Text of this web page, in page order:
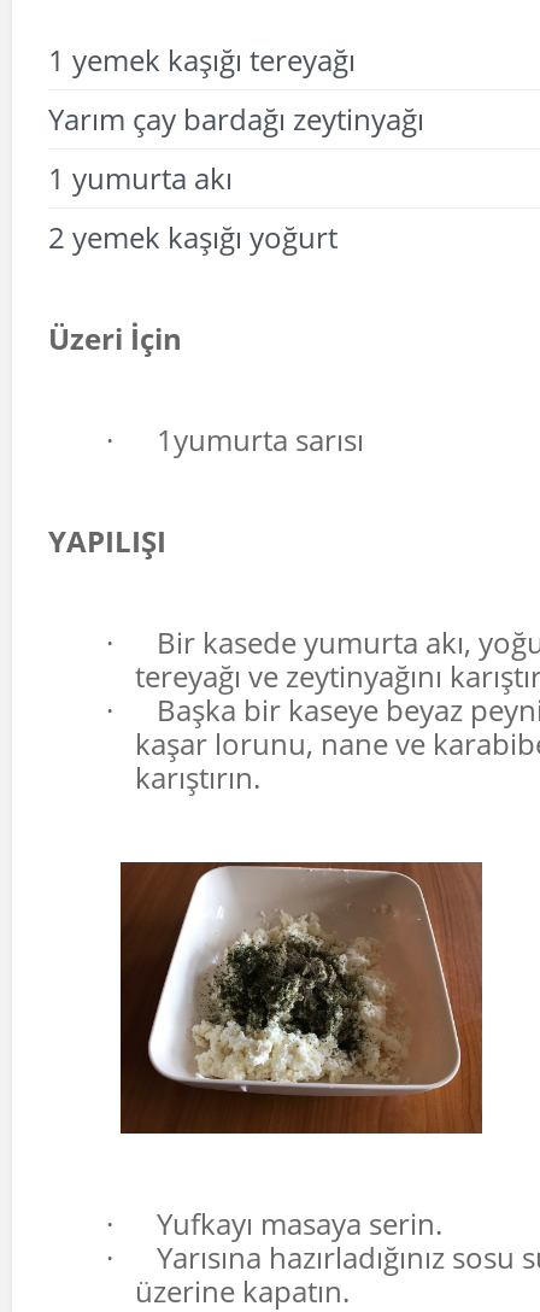
1 yemek kaşığı tereyağı
Yarım çay bardağı zeytinyağı
1 yumurta akı
2 yemek kaşığı yoğurt
Üzeri İçin
· 1yumurta sarısı
YAPILIŞI
·
Bir kasede yumurta akı,
tereyağı ve zeytinyağını
·
Başka bir kaseye beyaz
kaşar lorunu, nane ve
karıştırın.
·
Yufkayı masaya serin.
·
Yarısına hazırladığınız sosu
üzerine kapatın.